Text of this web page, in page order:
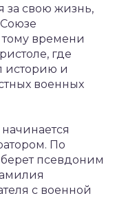
за свою жизнь,
Союзе
тому времени
где
историю и
военных
По
псевдоним
с военной